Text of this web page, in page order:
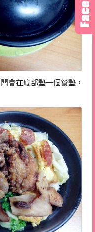
會在底部墊一個餐墊，